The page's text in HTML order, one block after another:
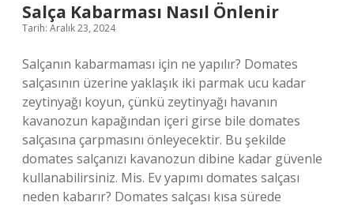
Salça Kabarması Nasıl Önlenir
Tarih: Aralık 23, 2024
Salçanın kabarmaması için ne yapılır? Domates
salçasının üzerine yaklaşık iki parmak ucu kadar
zeytinyağı koyun, çünkü zeytinyağı havanın
kavanozun kapağından içeri girse bile domates
salçasına çarpmasını önleyecektir. Bu şekilde
domates salçanızı kavanozun dibine kadar güvenle
kullanabilirsiniz. Mis. Ev yapımı domates salçası
neden kabarır? Domates salçası kısa sürede